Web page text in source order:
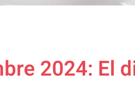
2024: El